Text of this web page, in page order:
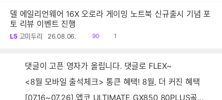
델 에일리언웨어 16X 오로라 게이밍 노트북 신규출시 기념 포
토 리뷰 이벤트 진행
L5 고미두리 26.08.06.
읽
90
공1
댓글이 고픈 영자가 올립니다. 댓글로 FLEX~
<8월 모바일 출석체크> 통큰 혜택! 8월, 더 커진 혜택
[07.16~07.26] 앱코 ULTIMATE GX850 80PLUS골드 풀모듈러 ATX3.0 블랙